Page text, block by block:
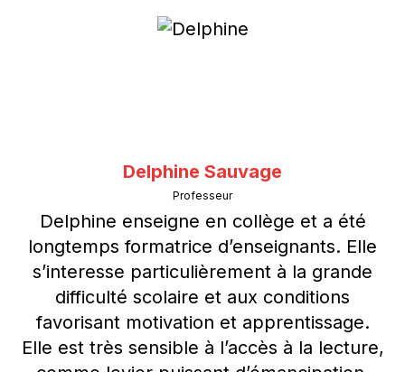
Delphine Sauvage
Professeur
Delphine enseigne en collège et a été
longtemps formatrice d’enseignants. Elle
s’interesse particulièrement à la grande
difficulté scolaire et aux conditions
favorisant motivation et apprentissage.
Elle est très sensible à l’accès à la lecture,